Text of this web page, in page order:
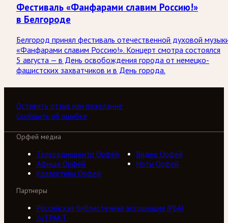
Фестиваль «Фанфарами славим Россию!»
в Белгороде
Белгород принял фестиваль отечественной духовой
«Фанфарами славим Россию!». Концерт смотра состоялся
5 августа — в День освобождения города от немецко-
фашистских захватчиков и в День города.
Оставить отзыв или пожелание
Сообщить об ошибке
Орфей медиа
Телерадиоцентр Орфей
Видео Орфей
Афиша Орфей
Ноты Орфей
Коллективы Орфей
Партнеры
Российская библиотечная ассоциация (РБА)
///ТРАКТ